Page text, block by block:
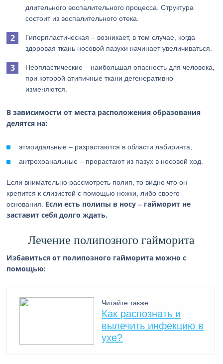
длительного воспалительного процесса. Структура
состоит из воспалительного отека.
Гиперпластическая – возникает, в том случае, когда
здоровая ткань носовой пазухи начинает увеличиваться.
Неопластические – наибольшая опасность для человека,
при которой атипичные ткани дегенеративно
изменяются.
В зависимости от места расположения образования
делятся на:
этмоидальные – разрастаются в области лабиринта;
антрохоанальные – прорастают из пазух в носовой ход.
Если внимательно рассмотреть полип, то видно что он
крепится к слизистой с помощью ножки, либо своего
основания. Если есть полипы в носу – гайморит не
заставит себя долго ждать.
Лечение полипозного гайморита
Избавиться от полипозного гайморита можно с
помощью:
Читайте также:
Как распознать и
вылечить инфекцию в
ухе?